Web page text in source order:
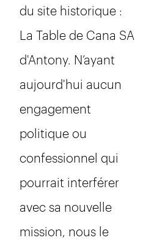
du site historique :
La Table de Cana SA
d'Antony. N’ayant
aujourd'hui aucun
engagement
politique ou
confessionnel qui
pourrait interférer
avec sa nouvelle
mission, nous le